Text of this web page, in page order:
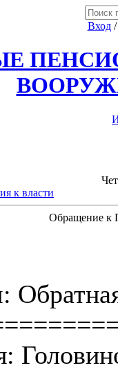
Вход
к власти
Обращение к